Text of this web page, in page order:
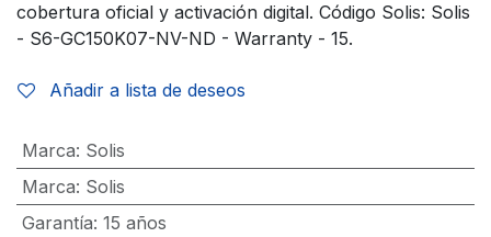
cobertura oficial y activación digital. Código Solis: Solis
- S6-GC150K07-NV-ND - Warranty - 15.
Añadir a lista de deseos
Marca: Solis
Marca: Solis
Garantía: 15 años